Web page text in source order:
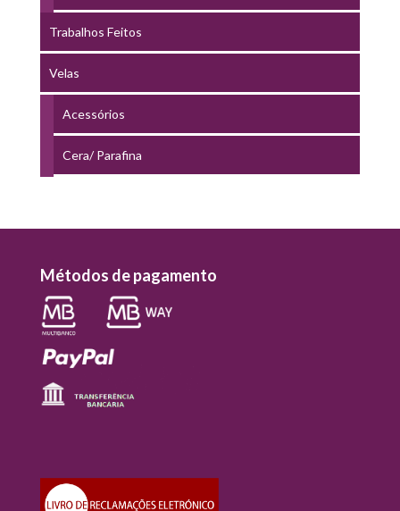
Trabalhos Feitos
Velas
Acessórios
Cera/ Parafina
Métodos de pagamento